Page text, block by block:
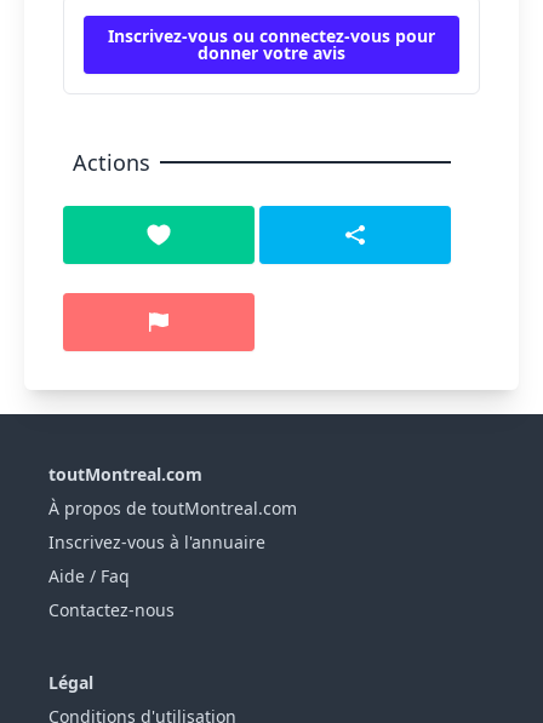
Inscrivez-vous ou connectez-vous pour
donner votre avis
Actions
toutMontreal.com
À propos de toutMontreal.com
Inscrivez-vous à l'annuaire
Aide / Faq
Contactez-nous
Légal
Conditions d'utilisation